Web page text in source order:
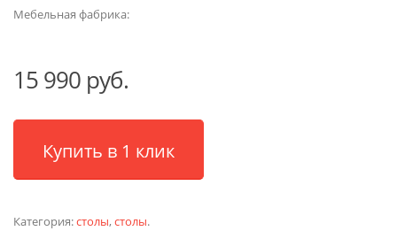
Мебельная фабрика:
15 990 руб.
Купить в 1 клик
Категория:столы,столы.